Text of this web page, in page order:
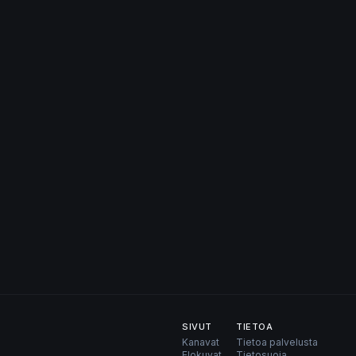
SIVUT
Kanavat
TIETOA
Tietoa palvelusta